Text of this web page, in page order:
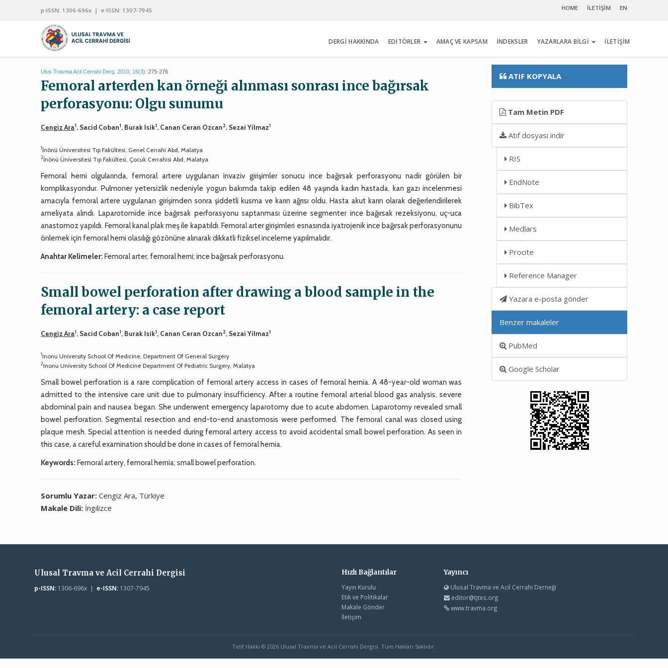
p-ISSN: 1306-696x | e-ISSN: 1307-7945 HOME İLETİŞİM EN
DERGİ HAKKINDA EDİTÖRLER AMAÇ VE KAPSAM İNDEKSLER YAZARLARA BİLGİ İLETİŞİM
Ulus Travma Acil Cerrahi Derg. 2010; 16(3): 275-276
Femoral arterden kan örneği alınması sonrası ince bağırsak
perforasyonu: Olgu sunumu
Cengiz Ara1, Sacid Coban1, Burak Isik1, Canan Ceran Ozcan2, Sezai Yilmaz1
1İnönü Üniversitesi Tıp Fakültesi, Genel Cerrahi Abd, Malatya
2İnönü Üniversitesi Tıp Fakültesi, Çocuk Cerrahisi Abd, Malatya
Femoral herni olgularında, femoral artere uygulanan invaziv girişimler sonucu ince bağırsak perforasyonu nadir görülen bir
komplikasyondur. Pulmoner yetersizlik nedeniyle yogun bakımda takip edilen 48 yaşında kadın hastada, kan gazı incelenmesi
amacıyla femoral artere uygulanan girişimden sonra şiddetli kusma ve karın ağrısı oldu. Hasta akut karın olarak değerlendirilerek
ameliyata alındı. Laparotomide ince bağırsak perforasyonu saptanması üzerine segmenter ince bağırsak rezeksiyonu, uç-uca
anastomoz yapıldı. Femoral kanal plak meş ile kapatıldı. Femoral arter girişimleri esnasında iyatrojenik ince bağırsak perforasyonunu
önlemek için femoral herni olasılığı gözönüne alınarak dikkatli fiziksel inceleme yapılmalıdır.
Anahtar Kelimeler: Femoral arter, femoral herni; ince bağırsak perforasyonu.
Small bowel perforation after drawing a blood sample in the
femoral artery: a case report
Cengiz Ara1, Sacid Coban1, Burak Isik1, Canan Ceran Ozcan2, Sezai Yilmaz1
1Inonu University School Of Medicine, Department Of General Surgery
2Inonu University School Of Medicine Department Of Pediatric Surgery, Malatya
Small bowel perforation is a rare complication of femoral artery access in cases of femoral hernia. A 48-year-old woman was
admitted to the intensive care unit due to pulmonary insufficiency. After a routine femoral arterial blood gas analysis, severe
abdominal pain and nausea began. She underwent emergency laparotomy due to acute abdomen. Laparotomy revealed small
bowel perforation. Segmental resection and end-to-end anastomosis were performed. The femoral canal was closed using
plaque mesh. Special attention is needed during femoral artery access to avoid accidental small bowel perforation. As seen in
this case, a careful examination should be done in cases of femoral hernia.
Keywords: Femoral artery, femoral hernia; small bowel perforation.
Sorumlu Yazar:Cengiz Ara, Türkiye
Makale Dili: İngilizce
ATIF KOPYALA
Tam Metin PDF
Atıf dosyası indir
RIS
EndNote
BibTex
Medlars
Procite
Reference Manager
Yazara e-posta gönder
Benzer makaleler
PubMed
Google Scholar
Ulusal Travma ve Acil Cerrahi Dergisi
p-ISSN:1306-696x | e-ISSN:1307-7945
Hızlı Bağlantılar
Yayın Kurulu
Etik ve Politikalar
Makale Gönder
İletişim
Yayıncı
Ulusal Travma ve Acil Cerrahi Derneği
editor@tjtes.org
www.travma.org
Telif Hakkı © 2026 Ulusal Travma ve Acil Cerrahi Dergisi. Tüm Hakları Saklıdır.